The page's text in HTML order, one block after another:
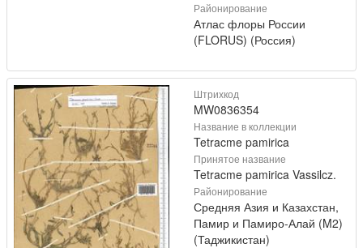
Районирование
Атлас флоры России
(FLORUS) (Россия)
Штрихкод
MW0836354
Название в коллекции
Tetracme pamirica
Принятое название
Tetracme pamirica Vassilcz.
Районирование
Средняя Азия и Казахстан,
Памир и Памиро-Алай (M2)
(Таджикистан)